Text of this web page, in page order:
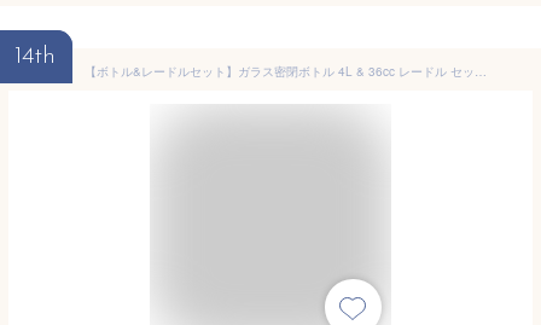
14th
【ボトル&レードルセット】ガラス密閉ボトル 4L & 36cc レードル セット クリップジャー ガラスボトル 梅酒瓶 密封（密閉瓶・レードル・お玉・杓子・保存瓶・保存容器・ガラス瓶・CLIPJAR・ガラスジャー・紫蘇・シロップ・4000ml・梅酒びん・梅びん・果実酒びん）リビング